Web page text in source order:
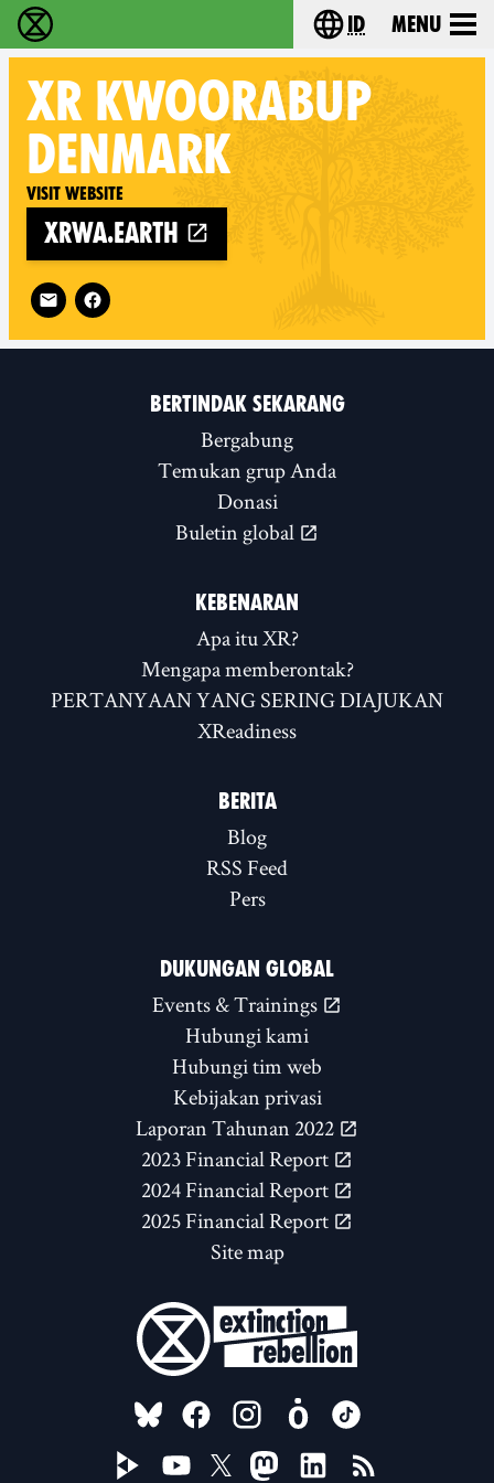
Extinction Rebellion (XR–Pemberontakan
Choose your
id Menu
XR KWOORABUP
DENMARK
Visit website
xrwa.earth
Follow XR Kwoorabup Denmark on
BERTINDAK SEKARANG
Bergabung
Temukan grup Anda
Donasi
Buletin global
KEBENARAN
Apa itu XR?
Mengapa memberontak?
PERTANYAAN YANG SERING DIAJUKAN
XReadiness
BERITA
Blog
RSS Feed
Pers
DUKUNGAN GLOBAL
Events & Trainings
Hubungi kami
Hubungi tim web
Kebijakan privasi
Laporan Tahunan 2022
2023 Financial Report
2024 Financial Report
2025 Financial Report
Site map
FOLLOW US ON